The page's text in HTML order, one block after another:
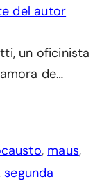
del autor
un oficinista
de…
, maus,
segunda